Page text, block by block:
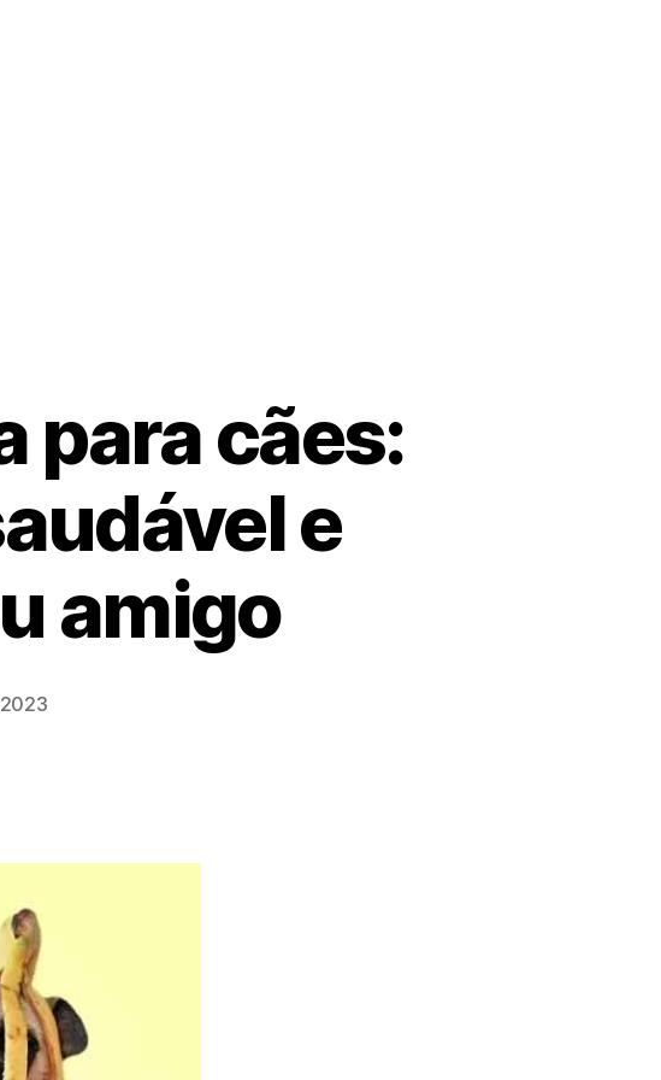
para cães:
e
amigo